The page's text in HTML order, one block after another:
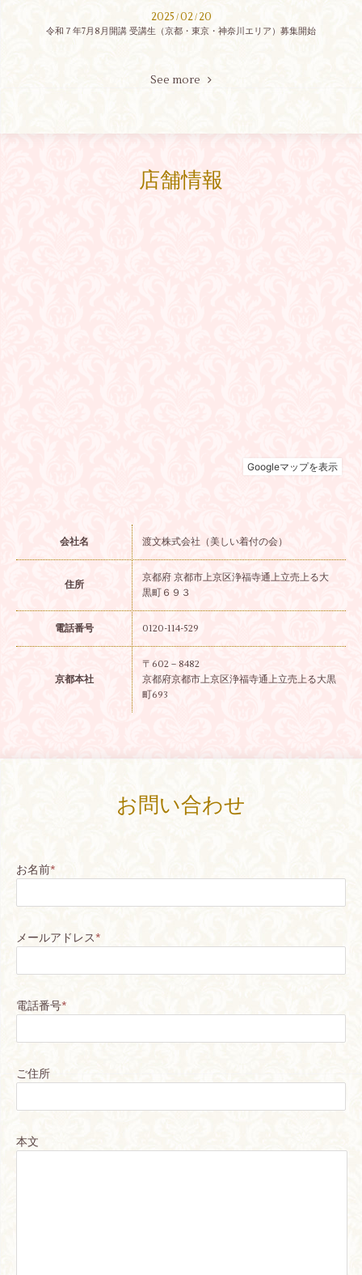
2025 /02/20
令和７年7月8月開講 受講生（京都・東京・神奈川エリア）募集開始
See more
店舗情報
会社名 渡文株式会社（美しい着付の会）
住所
京都府 京都市上京区浄福寺通上立売上る大
黒町６９３
電話番号 0120-114-529
京都本社
〒602－8482
京都府京都市上京区浄福寺通上立売上る大黒
町693
お問い合わせ
お名前*
メールアドレス*
電話番号*
ご住所
本文